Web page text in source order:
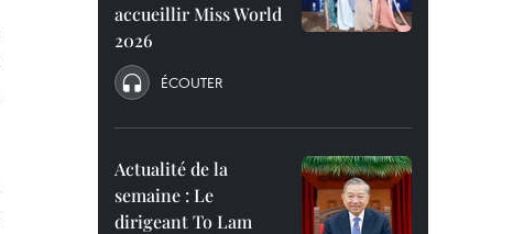
accueillir Miss World
2026
ÉCOUTER
Actualité de la
semaine : Le
dirigeant To Lam